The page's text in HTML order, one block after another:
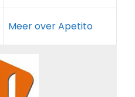
Meer over Apetito